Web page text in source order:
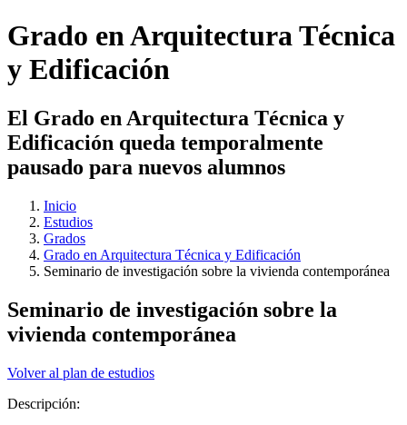
Grado en Arquitectura Técnica
y Edificación
El Grado en Arquitectura Técnica y
Edificación queda temporalmente
pausado para nuevos alumnos
Inicio
Estudios
Grados
Grado en Arquitectura Técnica y Edificación
Seminario de investigación sobre la vivienda contemporánea
Seminario de investigación sobre la
vivienda contemporánea
Volver al plan de estudios
Descripción: